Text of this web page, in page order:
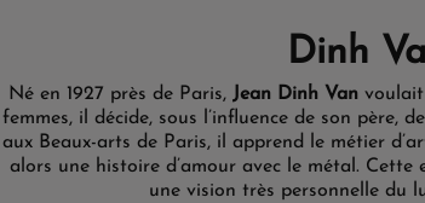
Dinh
Né en 1927 près de Paris, Jean Dinh Vanvoulait
femmes, il décide, sous l’influence de son père,
aux Beaux-arts de Paris, il apprend le métier
alors une histoire d’amour avec le métal. Cette
une vision très personnelle du